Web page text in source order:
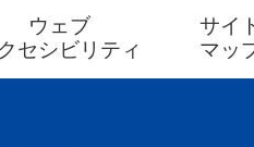
ウェブ
セシビリティ
サイ
マッ